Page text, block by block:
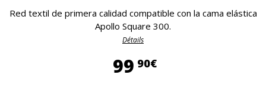
Red textil de primera calidad compatible con la cama elástica
Apollo Square 300.
Détails
99 90€99,90 €